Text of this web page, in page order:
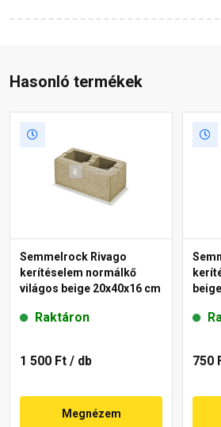
Hasonló termékek
Semmelrock Rivago
kerítéselem normálkő
világos beige 20x40x16 cm
Raktáron
1 500 Ft / db
Megnézem
750